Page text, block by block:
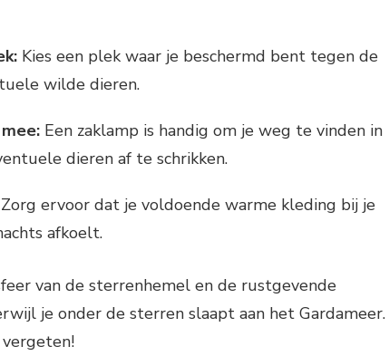
Kies een plek waar je beschermd bent tegen de
wilde dieren.
Een zaklamp is handig om je weg te vinden in
dieren af te schrikken.
Zorg ervoor dat je voldoende warme kleding bij je
afkoelt.
van de sterrenhemel en de rustgevende
je onder de sterren slaapt aan het Gardameer.